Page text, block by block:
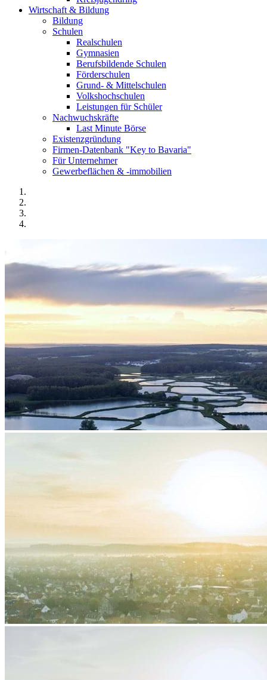
Wirtschaft & Bildung
Bildung
Schulen
Realschulen
Gymnasien
Berufsbildende Schulen
Förderschulen
Grund- & Mittelschulen
Volkshochschulen
Leistungen für Schüler
Nachwuchskräfte
Last Minute Börse
Existenzgründung
Firmen-Datenbank "Key to Bavaria"
Für Unternehmer
Gewerbeflächen & -immobilien